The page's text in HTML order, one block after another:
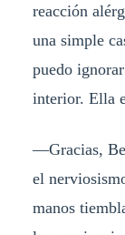
reacción
una simple
puedo
interior. Ella
—Gracias,
el
manos